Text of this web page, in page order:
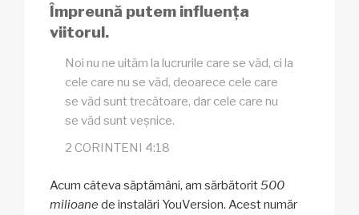
Împreună putem influența
viitorul.
Noi nu ne uităm la lucrurile care se văd, ci la
cele care nu se văd, deoarece cele care
se văd sunt trecătoare, dar cele care nu
se văd sunt veșnice.
2 CORINTENI 4:18
Acum câteva săptămâni, am sărbătorit500
milioane de instalări YouVersion. Acest număr